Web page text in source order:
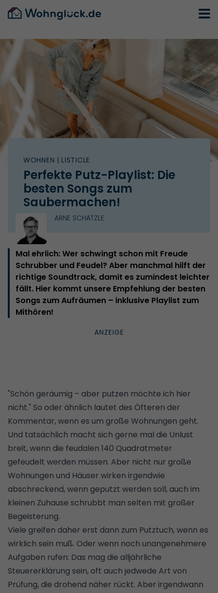
WOHNEN | LISTICLE
Perfekte Putz-Playlist: Die
besten Songs zum
Saubermachen!
ARNE SCHÄTZLE
Mal ehrlich: Wer schwingt schon mit Freude
Schrubber und Feudel? Aber manchmal hilft der
richtige Soundtrack, damit es zumindest leichter
fällt. Hier kommt unsere Empfehlung der besten
Songs zum Aufräumen – inklusive Playlist zum
Mithören!
"Schön geräumig – aber putzen möchte ich hier
nicht." So oder ähnlich lautet des Öfteren der
Kommentar, wenn es um große Wohnungen geht.
Und tatsächlich macht sich gerne mal die Unlust
breit, wenn die feudalen 140 Quadratmeter
gefeudelt werden müssen. Aber nicht nur große
Wohnungen und Häuser wirken irgendwie
abschreckend, wenn geputzt werden soll, auch im
kleinen Zuhause schrubbt man selten mit großer
Begeisterung.
Viele greifen daher erst dann zum Putztuch, wenn es
wirklich sein muß. Oder wenn noch unangenehmere
Aufgaben rufen: Das mag die alljährliche
Steuererklärung sein, oft auch jedwede Art von
Prüfung, die drohend näher rückt. Aber irgendwann